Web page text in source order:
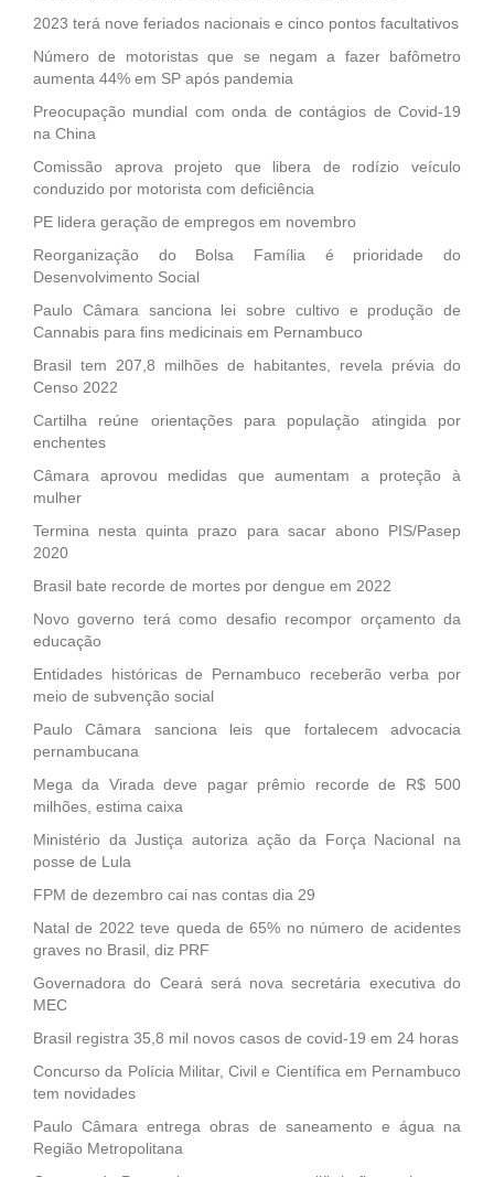
2023 terá nove feriados nacionais e cinco pontos facultativos
Número de motoristas que se negam a fazer bafômetro
aumenta 44% em SP após pandemia
Preocupação mundial com onda de contágios de Covid-19
na China
Comissão aprova projeto que libera de rodízio veículo
conduzido por motorista com deficiência
PE lidera geração de empregos em novembro
Reorganização do Bolsa Família é prioridade do
Desenvolvimento Social
Paulo Câmara sanciona lei sobre cultivo e produção de
Cannabis para fins medicinais em Pernambuco
Brasil tem 207,8 milhões de habitantes, revela prévia do
Censo 2022
Cartilha reúne orientações para população atingida por
enchentes
Câmara aprovou medidas que aumentam a proteção à
mulher
Termina nesta quinta prazo para sacar abono PIS/Pasep
2020
Brasil bate recorde de mortes por dengue em 2022
Novo governo terá como desafio recompor orçamento da
educação
Entidades históricas de Pernambuco receberão verba por
meio de subvenção social
Paulo Câmara sanciona leis que fortalecem advocacia
pernambucana
Mega da Virada deve pagar prêmio recorde de R$ 500
milhões, estima caixa
Ministério da Justiça autoriza ação da Força Nacional na
posse de Lula
FPM de dezembro cai nas contas dia 29
Natal de 2022 teve queda de 65% no número de acidentes
graves no Brasil, diz PRF
Governadora do Ceará será nova secretária executiva do
MEC
Brasil registra 35,8 mil novos casos de covid-19 em 24 horas
Concurso da Polícia Militar, Civil e Científica em Pernambuco
tem novidades
Paulo Câmara entrega obras de saneamento e água na
Região Metropolitana